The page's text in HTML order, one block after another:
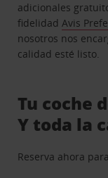
adicionales
fidelidadAvis
nosotros nos
calidad esté listo.
Tu coche
Y toda la
Reserva ahora